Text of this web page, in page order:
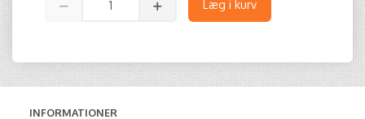
Læg i kurv
INFORMATIONER